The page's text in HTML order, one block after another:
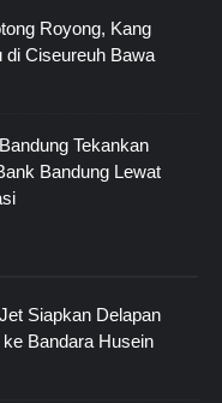
Royong, Kang
di Ciseureuh Bawa
Tekankan
Bandung Lewat
Siapkan Delapan
Bandara Husein